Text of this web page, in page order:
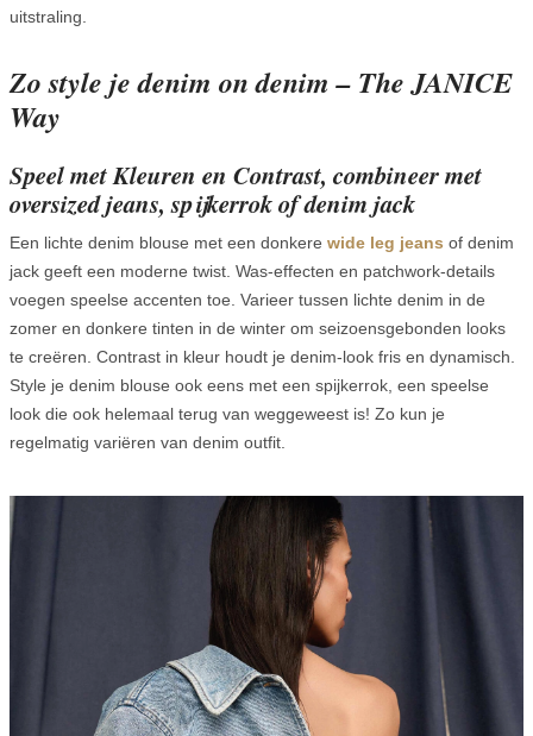
uitstraling.
Zo style je denim on denim – The JANICE
Way
Speel met Kleuren en Contrast, combineer met
oversized jeans, spijkerrok of denim jack
Een lichte denim blouse met een donkere wide leg jeans of denim
jack geeft een moderne twist. Was-effecten en patchwork-details
voegen speelse accenten toe. Varieer tussen lichte denim in de
zomer en donkere tinten in de winter om seizoensgebonden looks
te creëren. Contrast in kleur houdt je denim-look fris en dynamisch.
Style je denim blouse ook eens met een spijkerrok, een speelse
look die ook helemaal terug van weggeweest is! Zo kun je
regelmatig variëren van denim outfit.